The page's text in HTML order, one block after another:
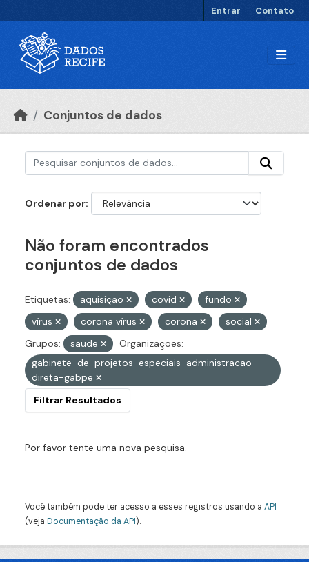
Entrar Contato
Conjuntos de dados
Ordenar por
Não foram encontrados
conjuntos de dados
Etiquetas: aquisição covid
fundo
vírus
corona vírus corona
social
Grupos:
saude
Organizações:
gabinete-de-projetos-especiais-administracao-
direta-gabpe
Filtrar Resultados
Por favor tente uma nova pesquisa.
Você também pode ter acesso a esses registros usando a API
(veja Documentação da API).